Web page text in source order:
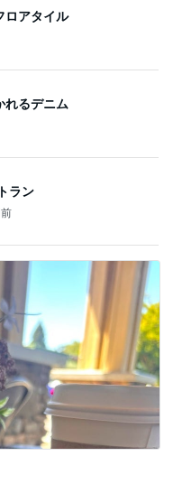
ロアタイル
れるデニム
ラン